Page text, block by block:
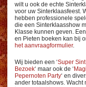
wilt u ook de echte
voor uw Sinterklaasfeest.
hebben professionele
die een Sinterklaasshow
Klasse kunnen geven.
en Pieten boeken kan bij
het aanvraagformulier.
Wij bieden een ‘Super Sint
Bezoek‘ maar ook de ‘
Pepernoten Party‘ en
ander totaalshows. Wacht